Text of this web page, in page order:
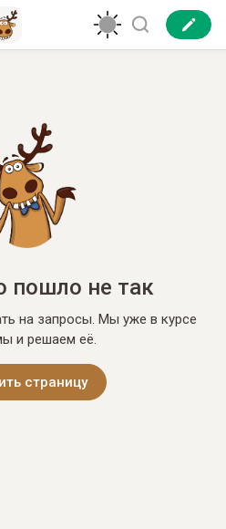
пошло не так
на запросы. Мы уже в курсе
и решаем её.
страницу